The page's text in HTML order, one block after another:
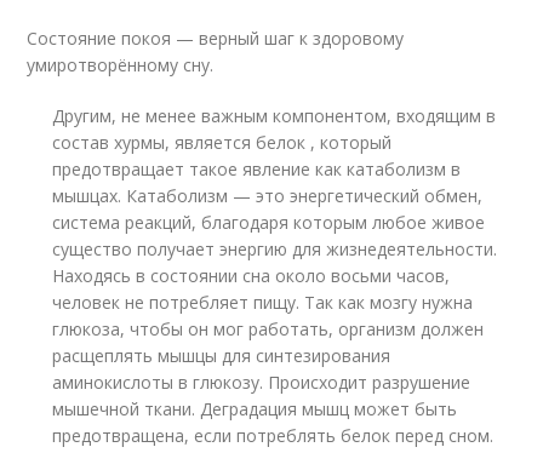
Состояние покоя — верный шаг к здоровому
умиротворённому сну.
Другим, не менее важным компонентом, входящим в
состав хурмы, является белок , который
предотвращает такое явление как катаболизм в
мышцах. Катаболизм — это энергетический обмен,
система реакций, благодаря которым любое живое
существо получает энергию для жизнедеятельности.
Находясь в состоянии сна около восьми часов,
человек не потребляет пищу. Так как мозгу нужна
глюкоза, чтобы он мог работать, организм должен
расщеплять мышцы для синтезирования
аминокислоты в глюкозу. Происходит разрушение
мышечной ткани. Деградация мышц может быть
предотвращена, если потреблять белок перед сном.